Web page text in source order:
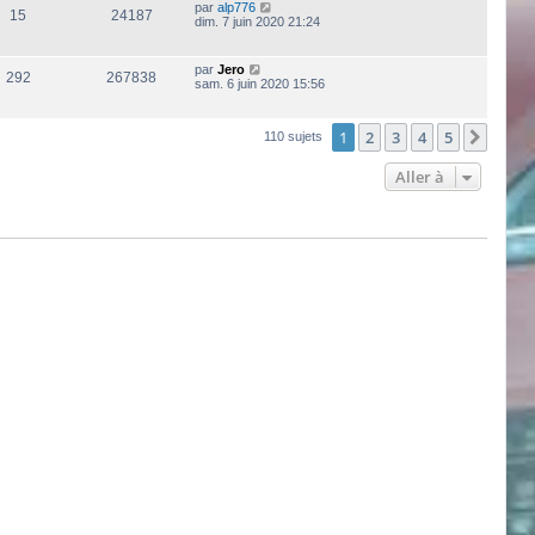
15 24187 par alp776
dim. 7 juin 2020 21:24
292 267838 par Jero
sam. 6 juin 2020 15:56
110 sujets 1 2 3 4 5
Aller à